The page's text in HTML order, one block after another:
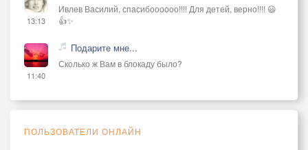
13:13
Ивлев Василий, спасибоооооо!!!! Для детей, верно!!!! 😃
👍✨
11:40
Подарите мне...
Сколько ж Вам в блокаду было?
ПОЛЬЗОВАТЕЛИ ОНЛАЙН